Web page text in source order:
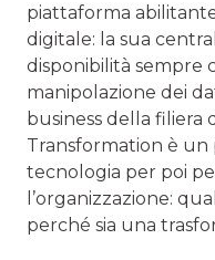
piattaforma
digitale: la sua
disponibilità sempre
manipolazione dei
business della filiera
Transformation è
tecnologia per poi
l’organizzazione:
perché sia una